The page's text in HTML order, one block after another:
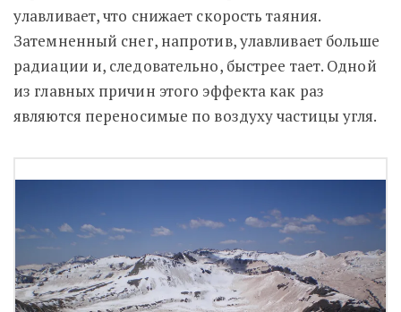
улавливает, что снижает скорость таяния.
Затемненный снег, напротив, улавливает больше
радиации и, следовательно, быстрее тает. Одной
из главных причин этого эффекта как раз
являются переносимые по воздуху частицы угля.